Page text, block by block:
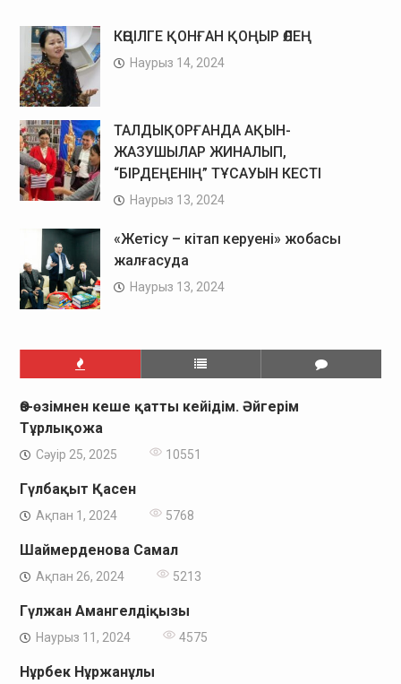
КӨҢІЛГЕ ҚОНҒАН ҚОҢЫР ӨЛЕҢ
Наурыз 14, 2024
ТАЛДЫҚОРҒАНДА АҚЫН-
ЖАЗУШЫЛАР ЖИНАЛЫП,
“БІРДЕҢЕНІҢ” ТҰСАУЫН КЕСТІ
Наурыз 13, 2024
«Жетісу – кітап керуені» жобасы
жалғасуда
Наурыз 13, 2024
Өз-өзімнен кеше қатты кейідім. Әйгерім
Тұрлықожа
Сәуір 25, 2025 10551
Гүлбақыт Қасен
Ақпан 1, 2024 5768
Шаймерденова Самал
Ақпан 26, 2024 5213
Гүлжан Амангелдіқызы
Наурыз 11, 2024 4575
Нұрбек Нұржанұлы